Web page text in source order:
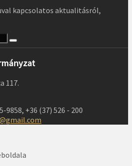
kapcsolatos aktualitásról,
117.
9858, +36 (37) 526 - 200